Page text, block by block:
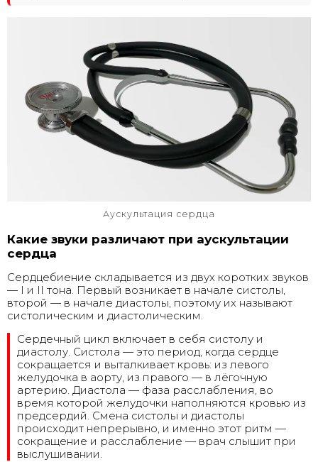
Аускультация сердца
Какие звуки различают при аускультации
сердца
Сердцебиение складывается из двух коротких звуков
— I и II тона. Первый возникает в начале систолы,
второй — в начале диастолы, поэтому их называют
систолическим и диастолическим.
Сердечный цикл включает в себя систолу и
диастолу. Систола — это период, когда сердце
сокращается и выталкивает кровь: из левого
желудочка в аорту, из правого — в лёгочную
артерию. Диастола — фаза расслабления, во
время которой желудочки наполняются кровью из
предсердий. Смена систолы и диастолы
происходит непрерывно, и именно этот ритм —
сокращение и расслабление — врач слышит при
выслушивании.